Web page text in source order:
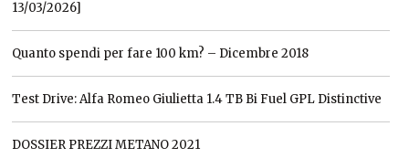
13/03/2026]
Quanto spendi per fare 100 km? – Dicembre 2018
Test Drive: Alfa Romeo Giulietta 1.4 TB Bi Fuel GPL Distinctive
DOSSIER PREZZI METANO 2021